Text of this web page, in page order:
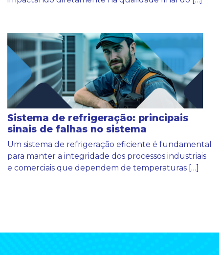
Sistema de refrigeração: principais
sinais de falhas no sistema
Um sistema de refrigeração eficiente é fundamental
para manter a integridade dos processos industriais
e comerciais que dependem de temperaturas […]